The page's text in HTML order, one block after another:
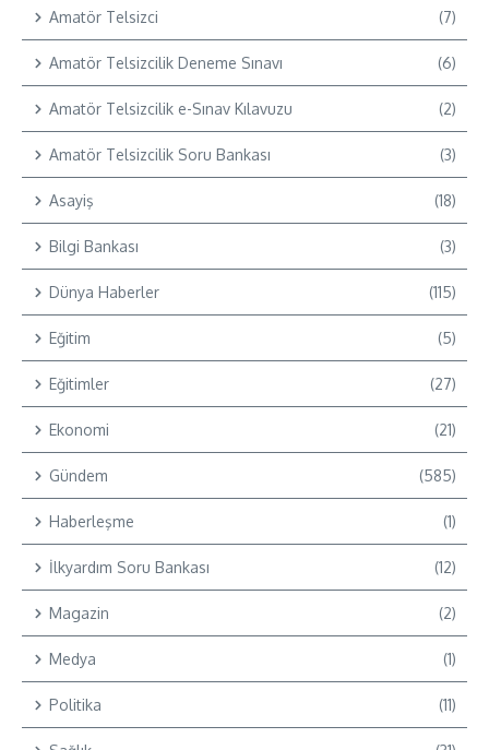
Amatör Telsizci (7)
Amatör Telsizcilik Deneme Sınavı (6)
Amatör Telsizcilik e-Sınav Kılavuzu (2)
Amatör Telsizcilik Soru Bankası (3)
Asayiş (18)
Bilgi Bankası (3)
Dünya Haberler (115)
Eğitim (5)
Eğitimler (27)
Ekonomi (21)
Gündem (585)
Haberleşme (1)
İlkyardım Soru Bankası (12)
Magazin (2)
Medya (1)
Politika (11)